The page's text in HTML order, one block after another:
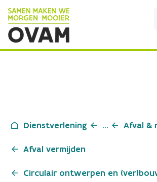
Skip to Main Content
Dienstverlening ... Afval &
Afval vermijden
Circulair ontwerpen en